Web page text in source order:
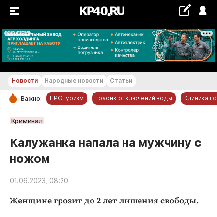
РЕКЛАМА
+22...+23 °С
РУБРИКИ
Новости компаний
Статьи
Народные новости
Благоустройство
Новости Народные новости Статьи
Важно: ПРОтуризм График отключений воды Клиника
Криминал
Калужанка напала на мужчину с
ножом
01.06.2023, 08:20
Женщине грозит до 2 лет лишения свободы.